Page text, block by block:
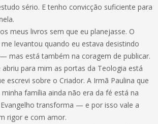
sério. E tenho convicção suficiente para
meus livros sem que eu planejasse. O
levantou quando eu estava desistindo
mas está também na coragem de publicar.
abriu para mim as portas da Teologia está
escrevi sobre o Criador. A Irmã Paulina que
família ainda não era da fé está na
transforma — e por isso vale a
rigor e com amor.